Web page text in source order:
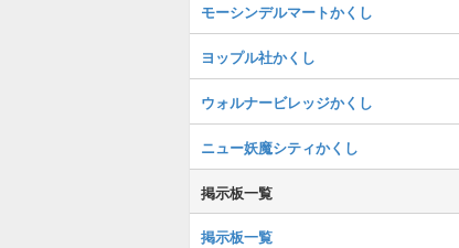
モーシンデルマートかくし
ヨップル社かくし
ウォルナービレッジかくし
ニュー妖魔シティかくし
掲示板一覧
掲示板一覧